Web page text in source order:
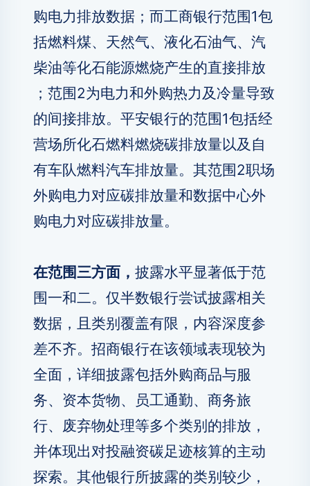
购电力排放数据；而工商银行范围1包
括燃料煤、天然气、液化石油气、汽
柴油等化石能源燃烧产生的直接排放
；范围2为电力和外购热力及冷量导致
的间接排放。平安银行的范围1包括经
营场所化石燃料燃烧碳排放量以及自
有车队燃料汽车排放量。其范围2职场
外购电力对应碳排放量和数据中心外
购电力对应碳排放量。
在范围三方面， 披露水平显著低于范
围一和二。仅半数银行尝试披露相关
数据，且类别覆盖有限，内容深度参
差不齐。招商银行在该领域表现较为
全面，详细披露包括外购商品与服
务、资本货物、员工通勤、商务旅
行、废弃物处理等多个类别的排放，
并体现出对投融资碳足迹核算的主动
探索。其他银行所披露的类别较少，